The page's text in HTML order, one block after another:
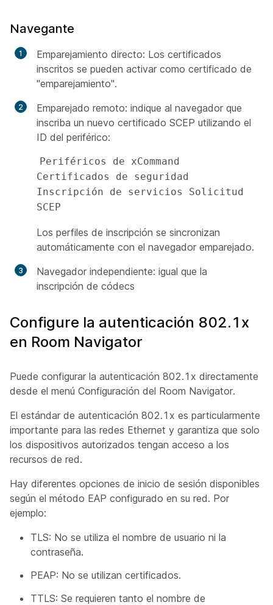
Navegante
Emparejamiento directo: Los certificados
inscritos se pueden activar como certificado de
"emparejamiento".
Emparejado remoto: indique al navegador que
inscriba un nuevo certificado SCEP utilizando el
ID del periférico:
Periféricos de xCommand
Certificados de seguridad
Inscripción de servicios Solicitud
SCEP
Los perfiles de inscripción se sincronizan
automáticamente con el navegador emparejado.
Navegador independiente: igual que la
inscripción de códecs
Configure la autenticación 802.1x
en Room Navigator
Puede configurar la autenticación 802.1x directamente
desde el menú Configuración del Room Navigator.
El estándar de autenticación 802.1x es particularmente
importante para las redes Ethernet y garantiza que solo
los dispositivos autorizados tengan acceso a los
recursos de red.
Hay diferentes opciones de inicio de sesión disponibles
según el método EAP configurado en su red. Por
ejemplo:
TLS: No se utiliza el nombre de usuario ni la
contraseña.
PEAP: No se utilizan certificados.
TTLS: Se requieren tanto el nombre de